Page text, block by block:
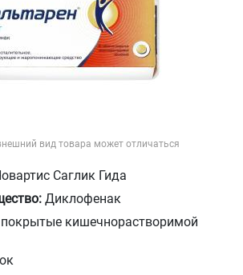
вид товара может отличаться
Саглик Гида
Диклофенак
кишечнорастворимой